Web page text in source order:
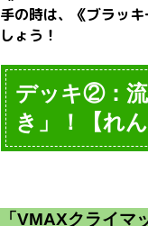
手の時は、《ブラッ
しょう！
デッキ②：
き」！【れ
「VMAXクライマ